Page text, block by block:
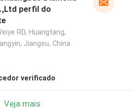
perfil do
RD, Huangtang,
Jiangsu, China
verificado
Veja mais